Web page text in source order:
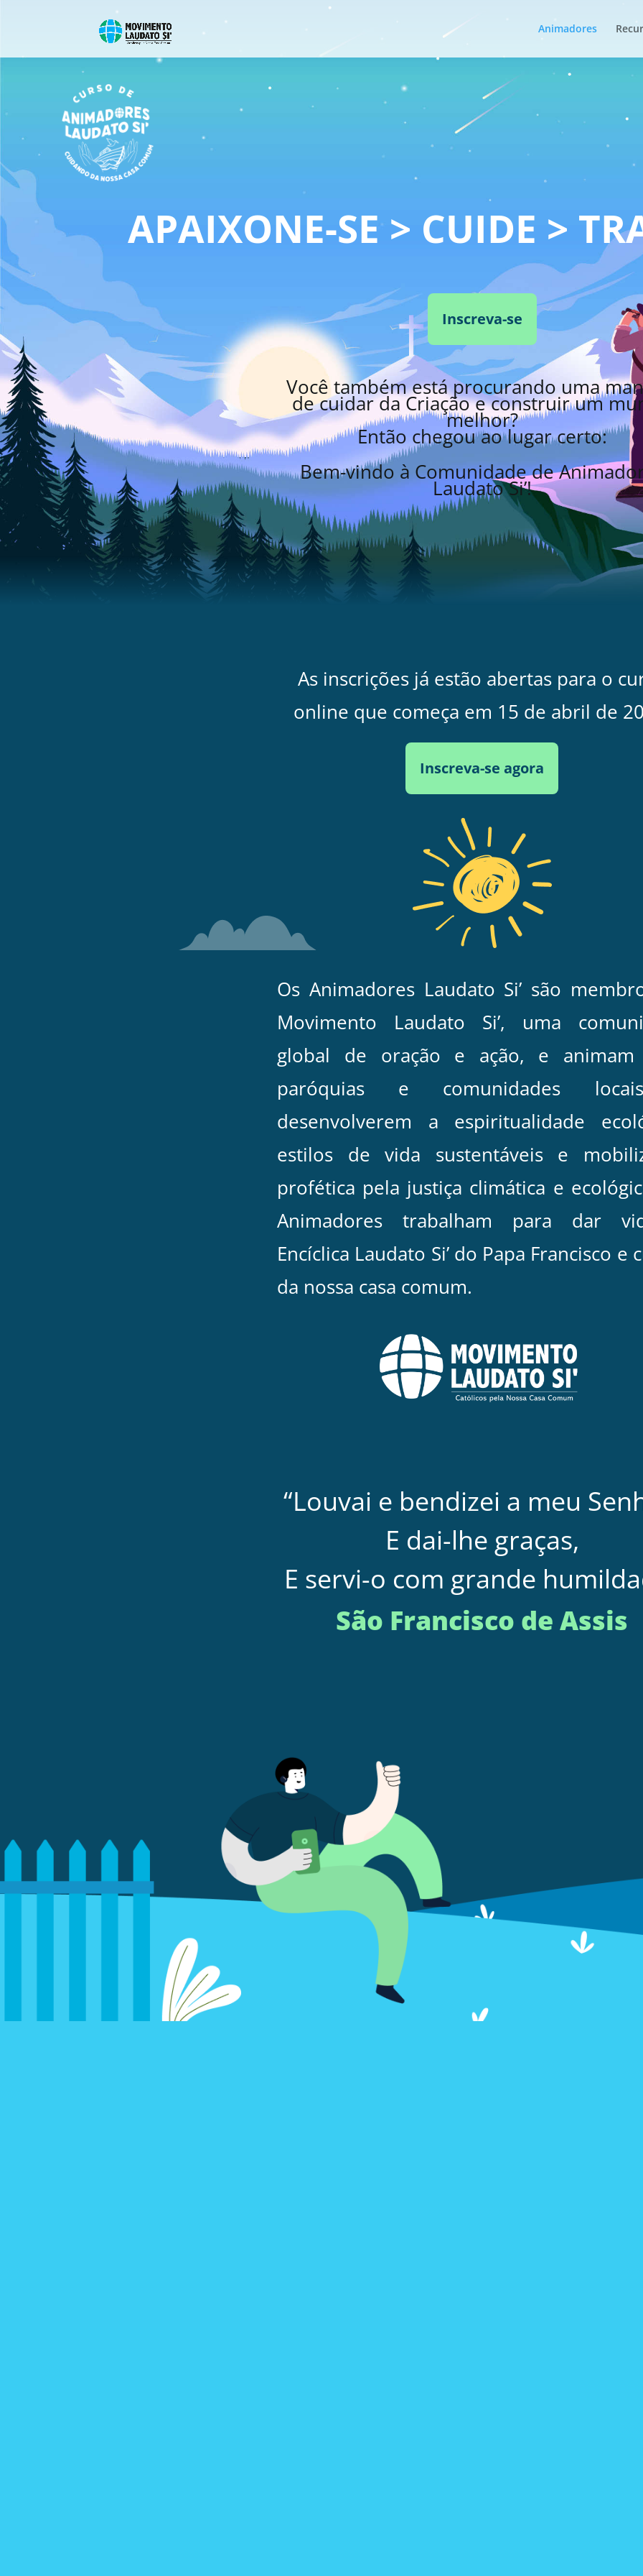
Animadores
APAIXONE-SE > CUIDE >
Inscreva-se
Você também está procurando uma
de cuidar da Criação e construir um
melhor?
Então chegou ao lugar certo:
Bem-vindo à Comunidade de
Laudato Si’!
As inscrições já estão abertas para o
online que começa em 15 de abril de
Inscreva-se agora
Os Animadores Laudato Si’ são
Movimento Laudato Si’, uma
global de oração e ação, e animam
paróquias e comunidades
desenvolverem a espiritualidade
estilos de vida sustentáveis e
profética pela justiça climática e
Animadores trabalham para dar
Encíclica Laudato Si’ do Papa Francisco e
da nossa casa comum.
“Louvai e bendizei a meu
E dai-lhe graças,
E servi-o com grande
São Francisco de Assis